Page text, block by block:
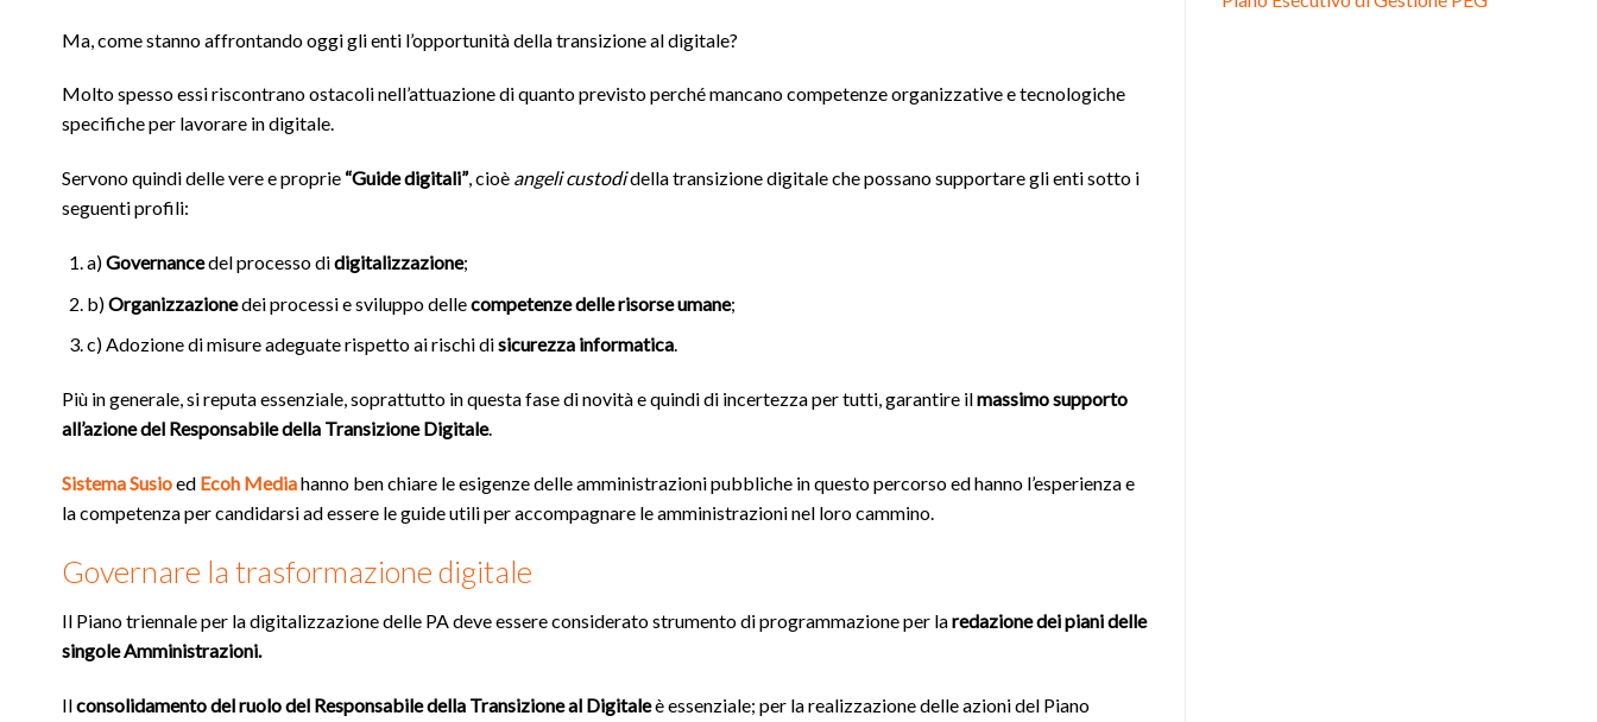
Ma, come stanno affrontando oggi gli enti l’opportunità della transizione al digitale?
Molto spesso essi riscontrano ostacoli nell’attuazione di quanto previsto perché mancano competenze organizzative e tecnologiche
specifiche per lavorare in digitale.
Servono quindi delle vere e proprie “Guide digitali”, cioè angeli custodidella transizione digitale che possano supportare gli enti sotto i
seguenti profili:
a)Governancedel processo didigitalizzazione;
b)Organizzazionedei processi e sviluppo dellecompetenze delle risorse umane;
c) Adozione di misure adeguate rispetto ai rischi disicurezza informatica.
Più in generale, si reputa essenziale, soprattutto in questa fase di novità e quindi di incertezza per tutti, garantire ilmassimo supporto
all’azione del Responsabile della Transizione Digitale.
Sistema Susioed Ecoh Mediahanno ben chiare le esigenze delle amministrazioni pubbliche in questo percorso ed hanno l’esperienza e
la competenza per candidarsi ad essere le guide utili per accompagnare le amministrazioni nel loro cammino.
Governare la trasformazione digitale
Il Piano triennale per la digitalizzazione delle PA deve essere considerato strumento di programmazione per laredazione dei piani delle
singole Amministrazioni.
Ilconsolidamento del ruolo del Responsabile della Transizione al Digitaleè essenziale; per la realizzazione delle azioni del Piano